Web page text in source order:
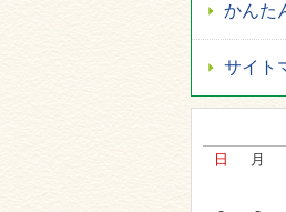
かんた
サイト
日 月